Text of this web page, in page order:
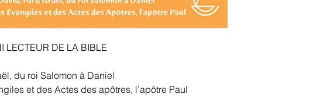
LECTEUR DE LA BIBLE
du roi Salomon à Daniel
et des Actes des apôtres, l’apôtre Paul